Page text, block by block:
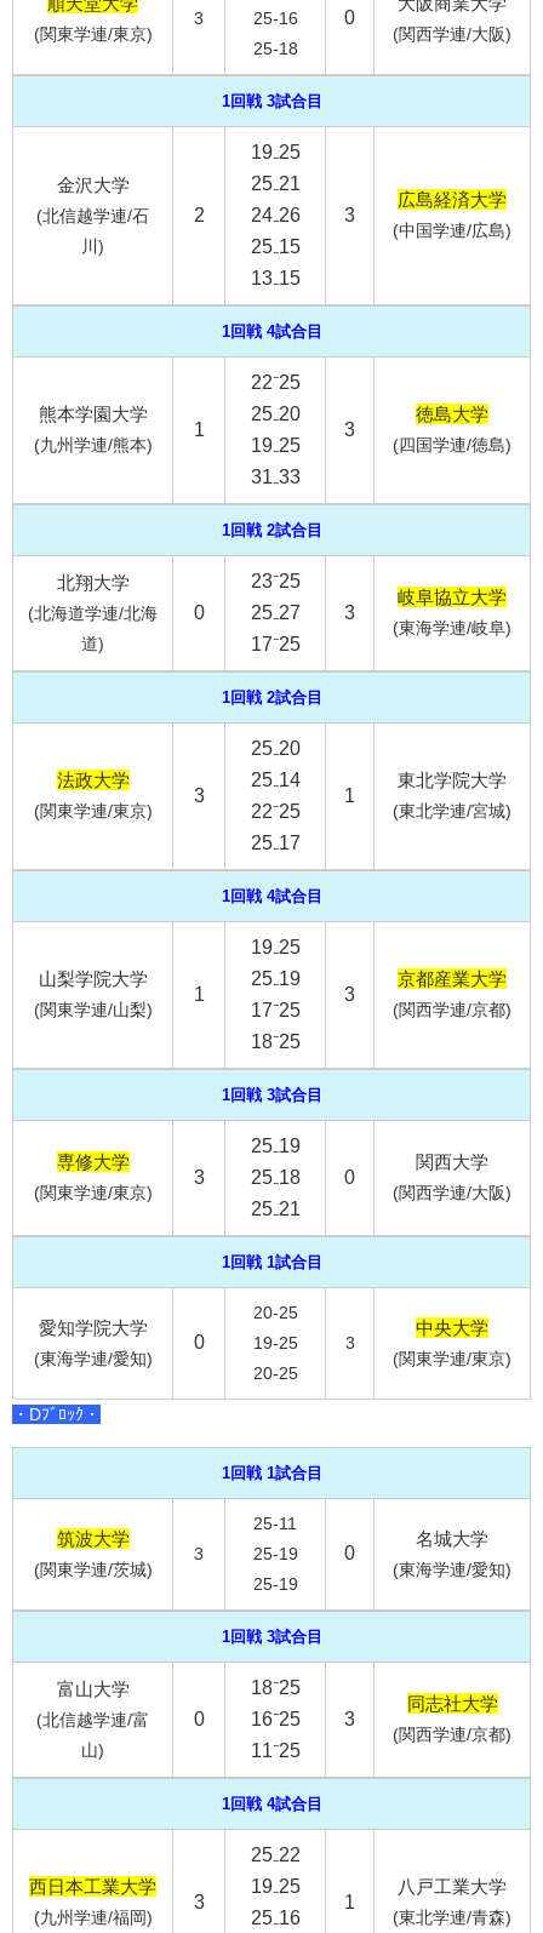
(関東学連/東京)
3
25-16
25-18
0
(関西学連/大阪)
1回戦 3試合目
金沢大学
(北信越学連/石
川)
2
19₋25
25₋21
24₋26
25₋15
13₋15
3
広島経済大学
(中国学連/広島)
1回戦 4試合目
熊本学園大学
(九州学連/熊本)
1
22⁻25
25₋20
19₋25
31₋33
3
徳島大学
(四国学連/徳島)
1回戦 2試合目
北翔大学
(北海道学連/北海
道)
0
23⁻25
25₋27
17⁻25
3
岐阜協立大学
(東海学連/岐阜)
1回戦 2試合目
法政大学
(関東学連/東京)
3
25₋20
25₋14
22⁻25
25₋17
1
東北学院大学
(東北学連/宮城)
1回戦 4試合目
山梨学院大学
(関東学連/山梨)
1
19₋25
25₋19
17⁻25
18⁻25
3
京都産業大学
(関西学連/京都)
1回戦 3試合目
専修大学
(関東学連/東京)
3
25₋19
25₋18
25₋21
0
関西大学
(関西学連/大阪)
1回戦 1試合目
愛知学院大学
(東海学連/愛知)
0
20-25
19-25
20-25
3
中央大学
(関東学連/東京)
・Dﾌﾞﾛｯｸ・
1回戦 1試合目
筑波大学
(関東学連/茨城)
3
25-11
25-19
25-19
0
名城大学
(東海学連/愛知)
1回戦 3試合目
富山大学
(北信越学連/富
山)
0
18⁻25
16⁻25
11⁻25
3
同志社大学
(関西学連/京都)
1回戦 4試合目
西日本工業大学
(九州学連/福岡)
3
25₋22
19₋25
25₋16
1
八戸工業大学
(東北学連/青森)